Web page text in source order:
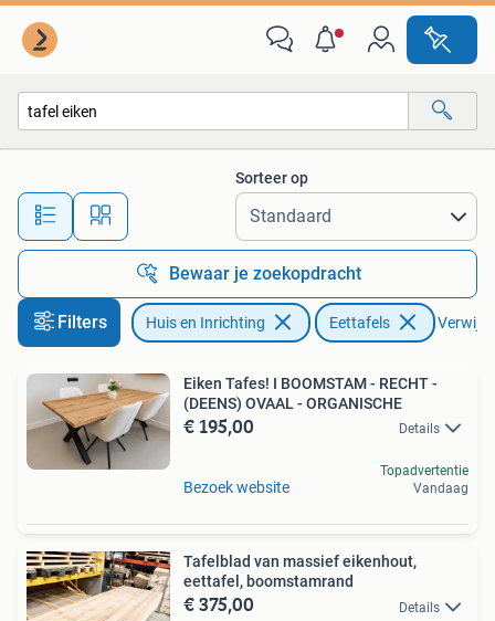
Alle afstanden…
Sorteer op
Bewaar je zoekopdracht
Filters Huis en Inrichting Eettafels
Eiken Tafes! I BOOMSTAM - RECHT -
(DEENS) OVAAL - ORGANISCHE
€ 195,00 Details
Bezoek website
Topadvertentie
Vandaag
Tafelblad van massief eikenhout,
eettafel, boomstamrand
€ 375,00 Details